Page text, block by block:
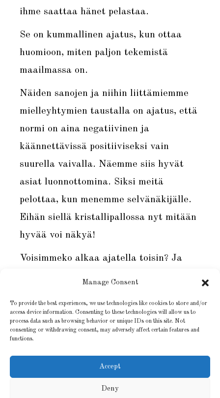
Manage Consent
To provide the best experiences, we use technologies like cookies to store and/or
access device information. Consenting to these technologies will allow us to
process data such as browsing behavior or unique IDs on this site. Not
consenting or withdrawing consent, may adversely affect certain features and
functions.
Accept
Deny
ihme saattaa hänet pelastaa.
Se on kummallinen ajatus, kun ottaa
huomioon, miten paljon tekemistä
maailmassa on.
Näiden sanojen ja niihin liittämiemme
mielleyhtymien taustalla on ajatus, että
normi on aina negatiivinen ja
käännettävissä positiiviseksi vain
suurella vaivalla. Näemme siis hyvät
asiat luonnottomina. Siksi meitä
pelottaa, kun menemme selvänäkijälle.
Eihän siellä kristallipallossa nyt mitään
hyvää voi näkyä!
Voisimmeko alkaa ajatella toisin? Ja
Voisimmeko pitää kontrasteja eli
vastoinkäymisiä tilapäisinä häiriöinä ja
on rajaton, yletön ja kummallisen